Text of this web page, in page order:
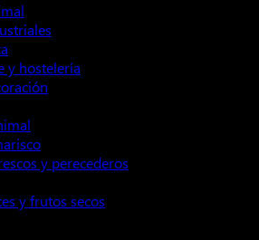
y hostelería
y perecederos
y frutos secos